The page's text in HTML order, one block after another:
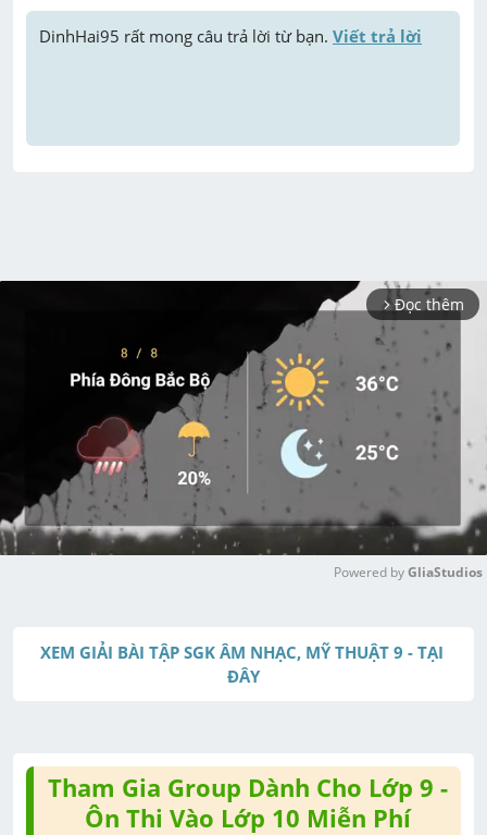
DinhHai95 rất mong câu trả lời từ bạn. Viết trả lời
arrow_forward_ios Đọc thêm
t
Powered by GliaStudios
XEM GIẢI BÀI TẬP SGK ÂM NHẠC, MỸ THUẬT 9 - TẠI
ĐÂY
Tham Gia Group Dành Cho Lớp 9 -
Ôn Thi Vào Lớp 10 Miễn Phí